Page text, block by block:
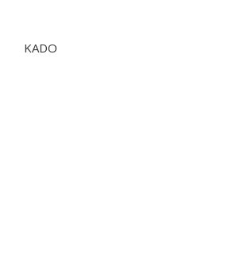
KADO